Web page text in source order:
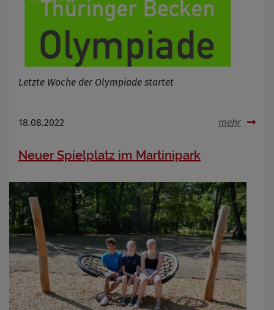
Letzte Woche der Olympiade startet
18.08.2022 mehr
Neuer Spielplatz im Martinipark
Name
Cookies die bei der Verwendung von
OpenWeatherAPI gesetzt werden
Anbieter
Zweck
Cookie Name